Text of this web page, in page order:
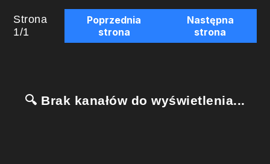
Strona
1/1
Poprzednia
strona
Następna
strona
🔍 Brak kanałów do wyświetlenia...